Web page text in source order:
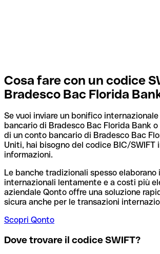
Cosa fare con un codice
Bradesco Bac Florida
Se vuoi inviare un bonifico
bancario di Bradesco Bac Florida Bank
di un conto bancario di Bradesco Bac
Uniti, hai bisogno del codice BIC/SWIFT
informazioni.
Le banche tradizionali spesso
internazionali lentamente e a costi più
aziendale Qonto offre una soluzione
sicura anche per le transazioni
Scopri Qonto
Dove trovare il codice SWIFT?